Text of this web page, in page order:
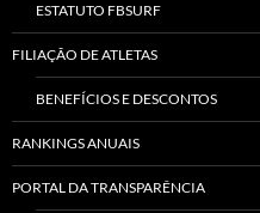
ESTATUTO FBSURF
FILIAÇÃO DE ATLETAS
BENEFÍCIOS E DESCONTOS
RANKINGS ANUAIS
PORTAL DA TRANSPARÊNCIA